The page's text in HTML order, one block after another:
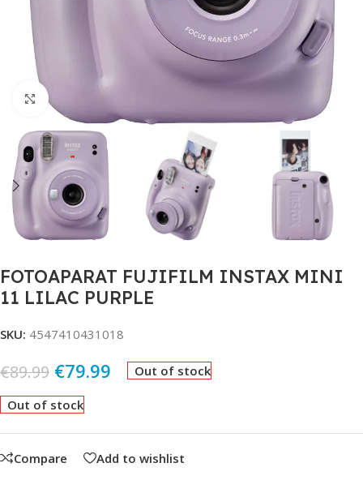
Click to enlarge
FOTOAPARAT FUJIFILM INSTAX MINI
11 LILAC PURPLE
SKU: 4547410431018
€89.99 €79.99 Out of stock
Out of stock
Compare Add to wishlist